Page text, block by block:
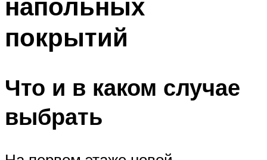
покрытий
Что и в каком случае
выбрать